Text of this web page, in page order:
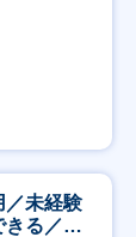
／未経験
きる／研